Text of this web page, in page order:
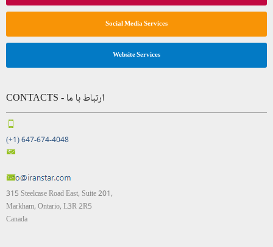
Social Media Services
Website Services
CONTACTS - ارتباط با ما
(+1) 647-674-4048
315 Steelcase Road East, Suite 201,
Markham, Ontario, L3R 2R5
Canada